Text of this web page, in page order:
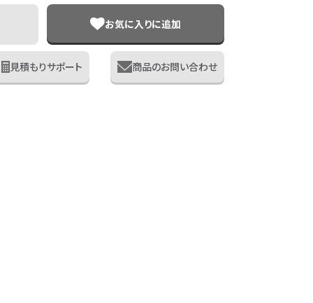
お気に入りに追加
見積もりサポート 商品のお問い合わせ